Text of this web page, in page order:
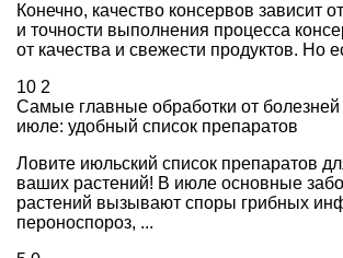
Конечно, качество консервов зависит
и точности выполнения процесса
от качества и свежести продуктов. Но
10 2
Самые главные обработки от болезней
июле: удобный список препаратов
Ловите июльский список препаратов
ваших растений! В июле основные
растений вызывают споры грибных
пероноспороз, ...